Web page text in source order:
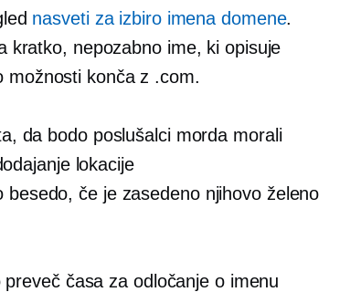
nasveti za izbiro imena domene.
kratko, nepozabno ime, ki opisuje
možnosti konča z .com.
da bodo poslušalci morda morali
lokacije
besedo, če je zasedeno njihovo želeno
časa za odločanje o imenu